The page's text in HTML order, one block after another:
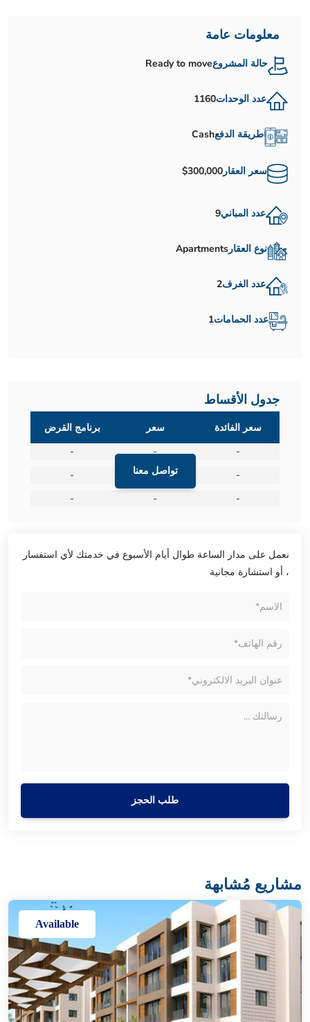
معلومات عامة
حالة المشروعReady to move
عدد الوحدات1160
طريقة الدفعCash
سعر العقار$300,000
عدد المباني9
نوع العقارApartments
عدد الغرف2
عدد الحمامات1
جدول الأقساط
تواصل معنا
سعر الفائدة سعر
برنامج القرض
-
-
-
-
-
-
-
-
-
نعمل على مدار الساعة طوال أيام الأسبوع في خدمتك لأي استفسار
، أو استشارة مجانية
طلب الحجز
مشاريع مُشابهة
Available